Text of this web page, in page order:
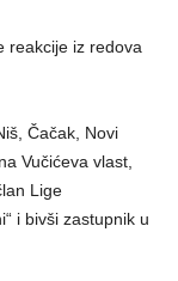
reakcije iz redova
Čačak, Novi
Vučićeva vlast,
Lige
i bivši zastupnik u